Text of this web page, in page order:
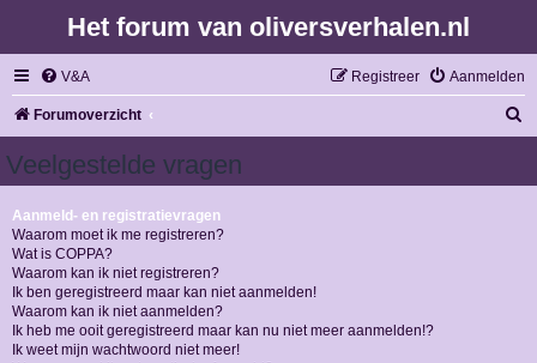
Het forum van oliversverhalen.nl
V&A Aanmelden
Registreer
Forumoverzicht
Veelgestelde vragen
Aanmeld- en registratievragen
Waarom moet ik me registreren?
Wat is COPPA?
Waarom kan ik niet registreren?
Ik ben geregistreerd maar kan niet aanmelden!
Waarom kan ik niet aanmelden?
Ik heb me ooit geregistreerd maar kan nu niet meer aanmelden!?
Ik weet mijn wachtwoord niet meer!